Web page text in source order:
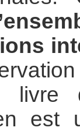
livre
est